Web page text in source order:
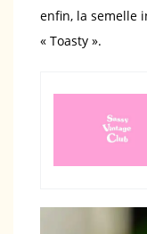
enfin, la semelle
« Toasty ».